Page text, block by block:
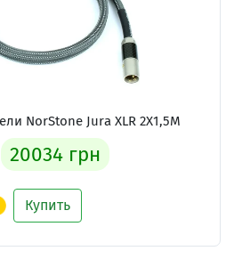
NorStone Jura XLR 2X1,5M
20034 грн
Купить